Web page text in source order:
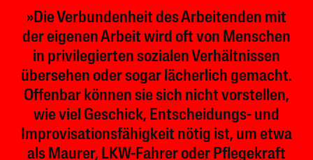
»Die Verbundenheit des Arbeitenden mit
der eigenen Arbeit wird oft von Menschen
in privilegierten sozialen Verhältnissen
übersehen oder sogar lächerlich gemacht.
Offenbar können sie sich nicht vorstellen,
wie viel Geschick, Entscheidungs- und
Improvisationsfähigkeit nötig ist, um etwa
als Maurer, LKW-Fahrer oder Pflegekraft